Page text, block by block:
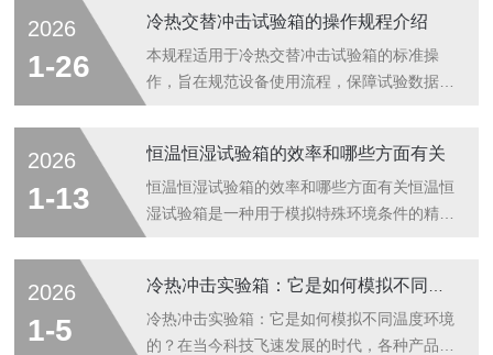
性。线性恒温恒湿试验箱的工作原理：1.温度
控制：采用制冷和加热系统来实现温度的精确
调节。制冷系统一般使用压缩机制冷，而加热
制系统，实现动态调整。2.湿度控制：湿度的
调节通常通过加湿和除湿系统进行。加湿采用
超声波加湿器或蒸汽加湿器，通过雾...
2026
1-26
冷热交替冲击试验箱的操作规程介绍
本规程适用于冷热交替冲击试验箱的标准操
作，旨在规范设备使用流程，保障试验数据准
后，方可上岗操作。一、试验前准备检查设备
外观、冷热室密封件、通风口是否完好，管路
无渗漏、线路无破损，确认冷热室内部清洁无
求，严禁超负载、超尺寸放置；样品表面无腐
蚀性、易燃易爆及挥发性物质，避免试验中产
生安全隐患。接通设备电源、压缩空气（若
2026
1-13
恒温恒湿试验箱的效率和哪些方面有关
恒温恒湿试验箱的效率和哪些方面有关恒温恒
湿试验箱是一种用于模拟特殊环境条件的精密
功能是通过精确控制温度(-70℃~+150℃)和湿
度(20%~98%RH)，验证产品在高温高湿、低
温干燥等复杂工况下的性能稳定性。影响效率
2026
1-5
冷热冲击实验箱：它是如何模拟不同温度环境
的？在当今科技飞速发展的时代，各种产品和